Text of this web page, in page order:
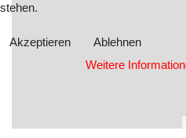
stehen.
Akzeptieren
Ablehnen
Weitere